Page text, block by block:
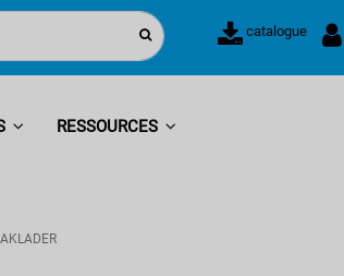
catalogue
RESSOURCES